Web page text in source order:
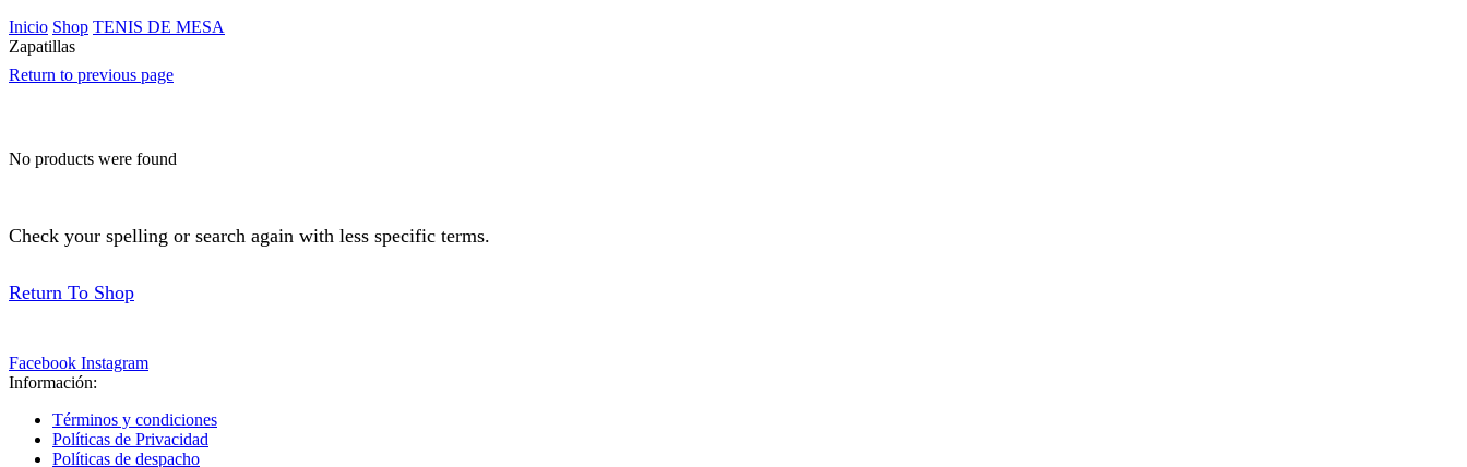
Inicio Shop TENIS DE MESA
Zapatillas
Return to previous page
No products were found
Check your spelling or search again with less specific terms.
Return To Shop
Facebook Instagram
Información:
Términos y condiciones
Políticas de Privacidad
Políticas de despacho